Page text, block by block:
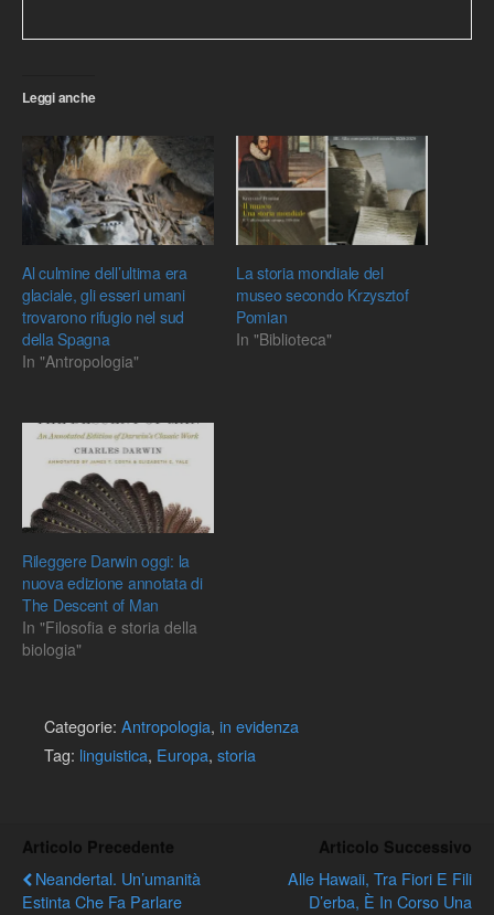
Leggi anche
Al culmine dell’ultima era
glaciale, gli esseri umani
trovarono rifugio nel sud
della Spagna
In "Antropologia"
La storia mondiale del
museo secondo Krzysztof
Pomian
In "Biblioteca"
Rileggere Darwin oggi: la
nuova edizione annotata di
The Descent of Man
In "Filosofia e storia della
biologia"
Categorie: Antropologia, in evidenza
Tag: linguistica, Europa, storia
Articolo Precedente
Neandertal. Un’umanità
Estinta Che Fa Parlare
Articolo Successivo
Alle Hawaii, Tra Fiori E Fili
D’erba, È In Corso Una